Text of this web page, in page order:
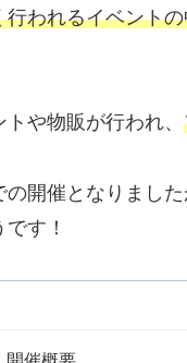
行われるイベント
や物販が行われ、
の開催となりまし
す！